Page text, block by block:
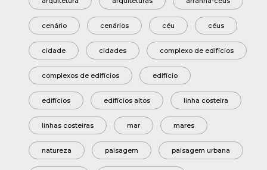
cenário cenários céu céus
cidade cidades complexo de edifícios
complexos de edifícios edifício
edifícios edifícios altos linha costeira
linhas costeiras mar mares
natureza paisagem paisagem urbana